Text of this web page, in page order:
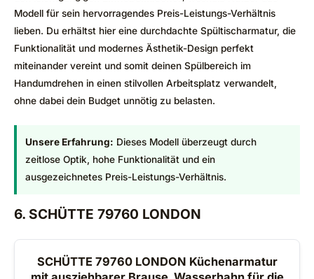
Modell für sein hervorragendes Preis-Leistungs-Verhältnis
lieben. Du erhältst hier eine durchdachte Spültischarmatur, die
Funktionalität und modernes Ästhetik-Design perfekt
miteinander vereint und somit deinen Spülbereich im
Handumdrehen in einen stilvollen Arbeitsplatz verwandelt,
ohne dabei dein Budget unnötig zu belasten.
Unsere Erfahrung: Dieses Modell überzeugt durch
zeitlose Optik, hohe Funktionalität und ein
ausgezeichnetes Preis-Leistungs-Verhältnis.
6. SCHÜTTE 79760 LONDON
SCHÜTTE 79760 LONDON Küchenarmatur